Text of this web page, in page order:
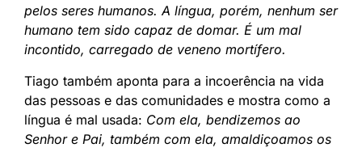
pelos seres humanos. A língua, porém, nenhum ser
humano tem sido capaz de domar. É um mal
incontido, carregado de veneno mortífero.
Tiago também aponta para a incoerência na vida
das pessoas e das comunidades e mostra como a
língua é mal usada: Com ela, bendizemos ao
Senhor e Pai, também com ela, amaldiçoamos os